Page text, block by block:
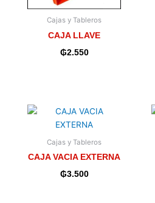
Cajas y Tableros
CAJA LLAVE
₲2.550
Cajas y Tableros
CAJA VACIA EXTERNA
₲3.500